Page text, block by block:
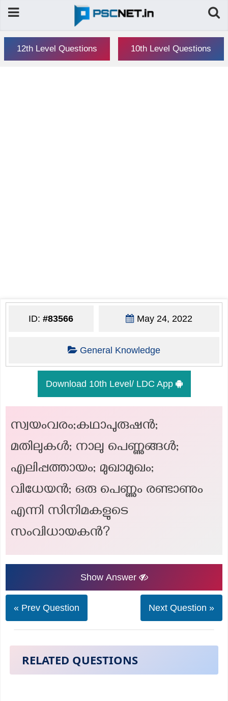
12th Level Questions 10th Level Questions
ID:#83566 May 24, 2022
General Knowledge
Download 10th Level/ LDC App
സ്വയംവരം;കഥാപുരുഷൻ;
മതിലുകൾ; നാലു പെണ്ണുങ്ങൾ;
എലിപ്പത്തായം; മുഖാമുഖം;
വിധേയൻ; ഒരു പെണ്ണും രണ്ടാണും
എന്നി സിനിമകളുടെ
സംവിധായകൻ?
Show Answer
« Prev Question Next Question »
RELATED QUESTIONS